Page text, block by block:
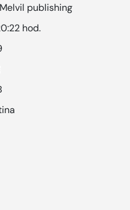
publishing
hod.